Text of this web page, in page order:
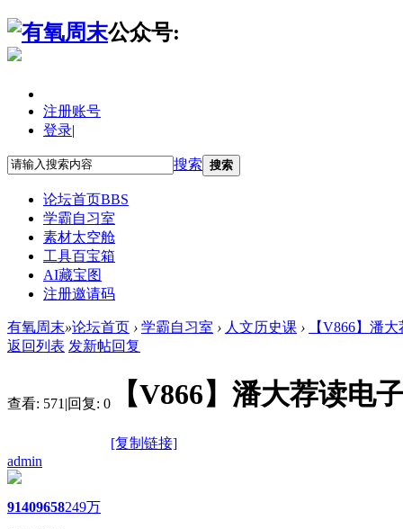
公众号:
注册账号
登录|
搜索 搜索
论坛首页BBS
学霸自习室
素材太空舱
工具百宝箱
AI藏宝图
注册邀请码
有氧周末»论坛首页 › 学霸自习室 › 人文历史课 ›
【V866】潘
返回列表 发新帖回复
查看: 571 |回复: 0 【V866】潘大荐读电
[复制链接]
admin
91409658249万